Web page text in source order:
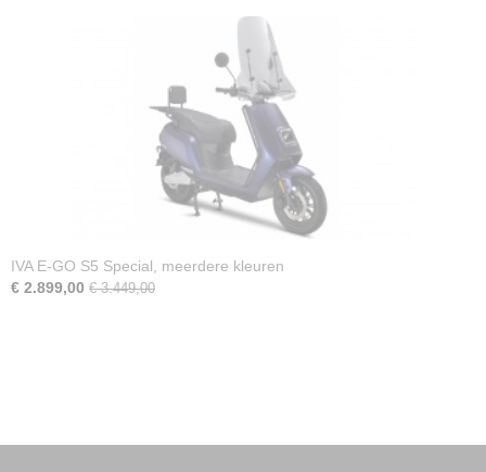
IVA E-GO S5 Special, meerdere kleuren
€ 2.899,00 € 3.449,00